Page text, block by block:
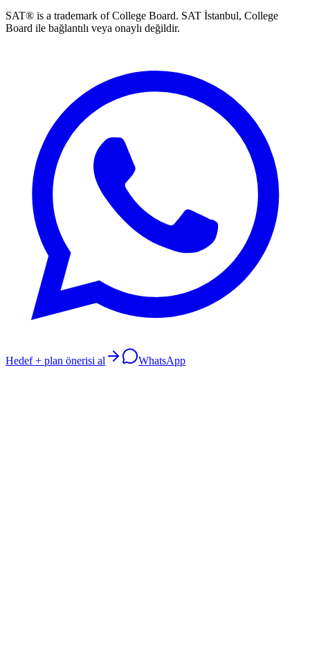
SAT® is a trademark of College Board. SAT İstanbul, College
Board ile bağlantılı veya onaylı değildir.
Hedef + plan önerisi al WhatsApp